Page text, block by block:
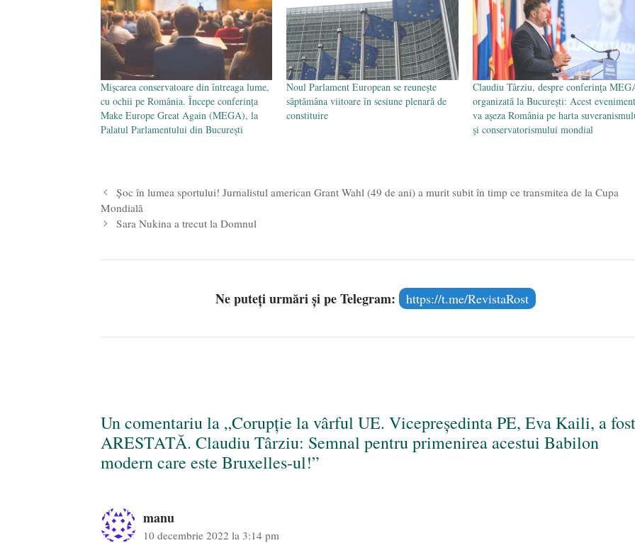
Mișcarea conservatoare din întreaga lume,
cu ochii pe România. Începe conferința
Make Europe Great Again (MEGA), la
Palatul Parlamentului din București
Noul Parlament European se reunește
săptămâna viitoare în sesiune plenară de
constituire
Claudiu Târziu, despre conferința
organizată la București: Acest eveniment
va așeza România pe harta
și conservatorismului mondial
Șoc în lumea sportului! Jurnalistul american Grant Wahl (49 de ani) a murit subit în timp ce transmitea de la Cupa
Mondială
Sara Nukina a trecut la Domnul
Ne puteți urmări și pe Telegram: https://t.me/RevistaRost
Un comentariu la „Corupție la vârful UE. Vicepreședinta PE, Eva Kaili, a fost
ARESTATĂ. Claudiu Târziu: Semnal pentru primenirea acestui Babilon
modern care este Bruxelles-ul!”
manu
10 decembrie 2022 la 3:14 pm